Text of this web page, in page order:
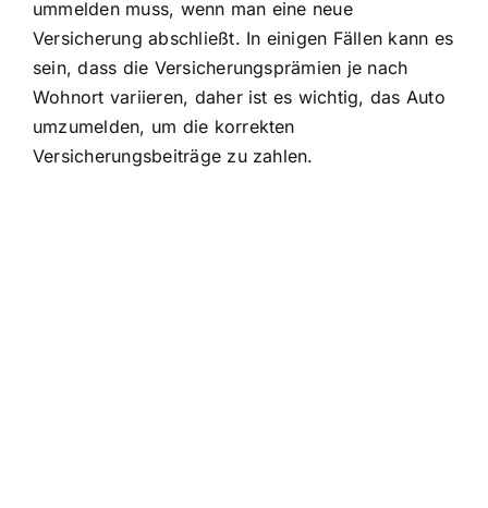
ummelden muss, wenn man eine neue
Versicherung abschließt. In einigen Fällen kann es
sein, dass die Versicherungsprämien je nach
Wohnort variieren, daher ist es wichtig, das Auto
umzumelden, um die korrekten
Versicherungsbeiträge zu zahlen.